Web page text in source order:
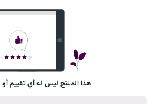
هذا المنتج ليس له أي تقييم